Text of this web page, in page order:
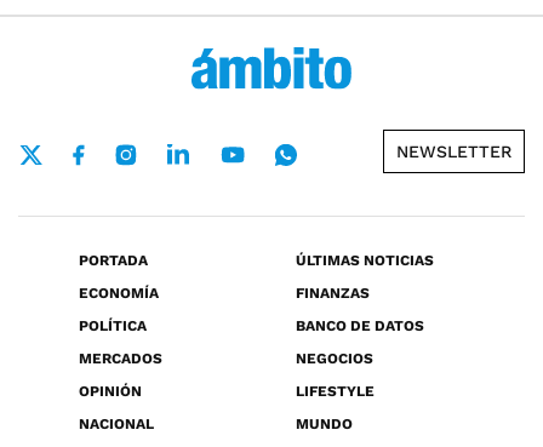
NEWSLETTER
PORTADA
ÚLTIMAS NOTICIAS
ECONOMÍA
FINANZAS
POLÍTICA
BANCO DE DATOS
MERCADOS
NEGOCIOS
OPINIÓN
LIFESTYLE
NACIONAL
MUNDO